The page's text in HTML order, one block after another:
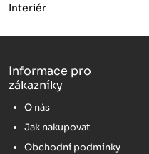
Interiér
Informace pro
zákazníky
O nás
Jak nakupovat
Obchodní podmínky